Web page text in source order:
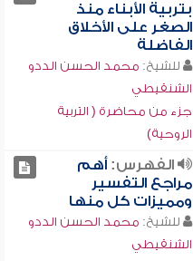
بتربية الأبناء منذ
الصغر على الأخلاق
الفاضلة
للشيخ: محمد الحسن الددو
الشنقيطي
جزء من محاضرة ( التربية
الروحية)
الفهرس:أهم
مراجع التفسير
ومميزات كل منها
للشيخ: محمد الحسن الددو
الشنقيطي